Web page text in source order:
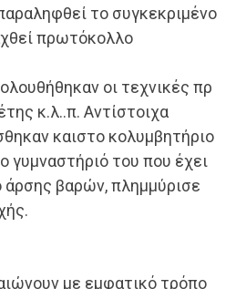
το συγκεκριμένο
πρωτόκολλο
οι τεχνικές πρ
κ.λ..π. Αντίστοιχα
καιστο κολυμβητήριο
γυμναστήριό του που έχει
βαρών, πλημμύρισε
με εμφατικό τρόπο